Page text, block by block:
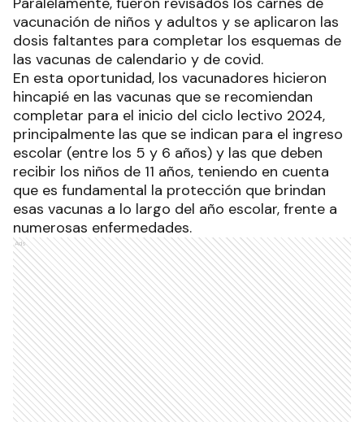
vacunación de niños y adultos y se aplicaron las
dosis faltantes para completar los esquemas de
las vacunas de calendario y de covid.
En esta oportunidad, los vacunadores hicieron
hincapié en las vacunas que se recomiendan
completar para el inicio del ciclo lectivo 2024,
principalmente las que se indican para el ingreso
escolar (entre los 5 y 6 años) y las que deben
recibir los niños de 11 años, teniendo en cuenta
que es fundamental la protección que brindan
esas vacunas a lo largo del año escolar, frente a
numerosas enfermedades.
Ads